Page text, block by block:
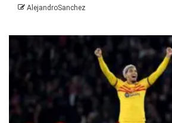
AlejandroSanchez